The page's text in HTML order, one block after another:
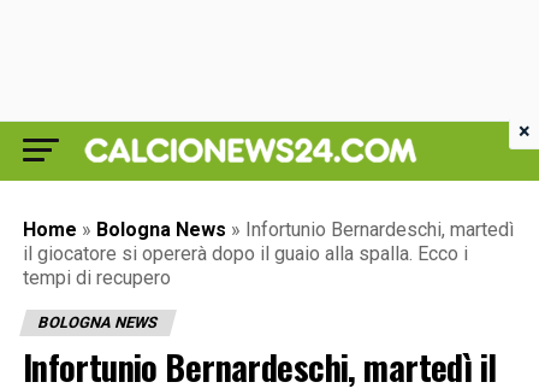
Home » Bologna News » Infortunio Bernardeschi, martedì
il giocatore si opererà dopo il guaio alla spalla. Ecco i
tempi di recupero
BOLOGNA NEWS
Infortunio Bernardeschi, martedì il
×